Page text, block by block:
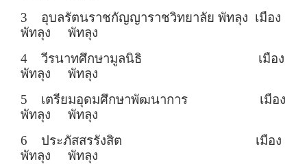
3 อุบลรัตนราชกัญญาราชวิทยาลัย พัทลุง เมือง
พัทลุง พัทลุง
4 วีรนาทศึกษามูลนิธิ เมือง
พัทลุง พัทลุง
5 เตรียมอุดมศึกษาพัฒนาการ เมือง
พัทลุง พัทลุง
6 ประภัสสรรังสิต เมือง
พัทลุง พัทลุง